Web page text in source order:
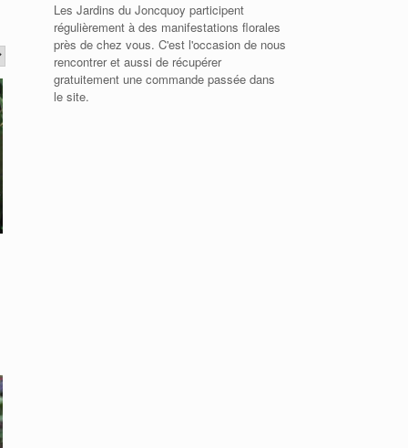
Les Jardins du Joncquoy participent
régulièrement à des manifestations florales
près de chez vous. C'est l'occasion de nous
rencontrer et aussi de récupérer
gratuitement une commande passée dans
le site.